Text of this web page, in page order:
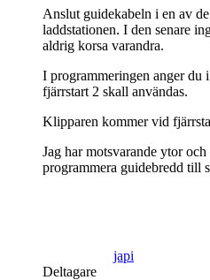
Anslut guidekabeln i en av
laddstationen. I den senare
aldrig korsa varandra.
I programmeringen anger du
fjärrstart 2 skall användas.
Klipparen kommer vid
Jag har motsvarande ytor
programmera guidebredd till
japi
Deltagare